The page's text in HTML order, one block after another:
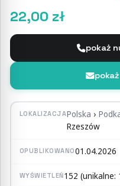
22,00 zł
pokaż
LOKALIZACJAPolska ›
Rzeszów
OPUBLIKOWANO01.04.2026
WYŚWIETLEŃ152 (unikalne: